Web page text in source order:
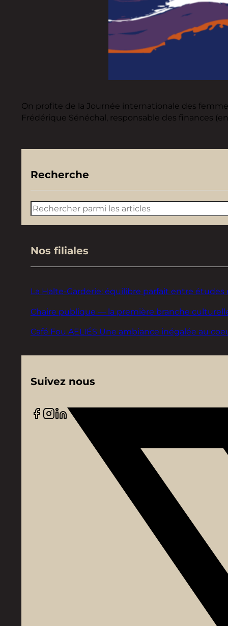
On profite de la Journée internationale des
Frédérique Sénéchal, responsable des finances
Recherche
Rechercher
Nos filiales
La Halte-Garderie: équilibre parfait entre
Chaire publique — la première branche culturelle
Café Fou AELIÉS Une ambiance inégalée au
Suivez nous